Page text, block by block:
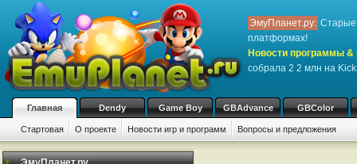
ЭмуПланет.ру: Старые
платформах!
Новости программы &
собрала 2 2 млн на
Главная Dendy Game Boy GBAdvance GBColor
Стартовая О проекте Новости игр и программ Вопросы и предложения